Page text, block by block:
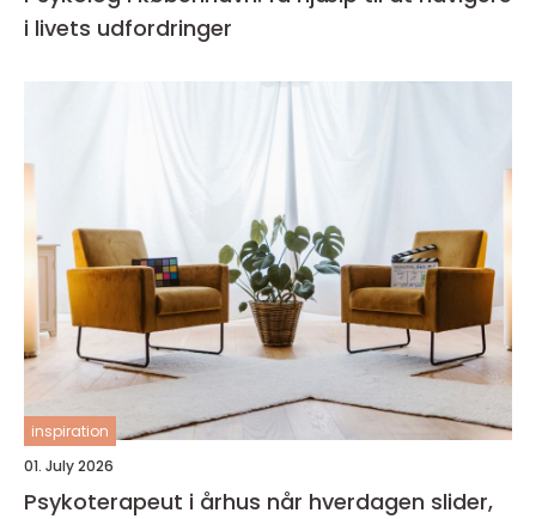
i livets udfordringer
inspiration
01. July 2026
Psykoterapeut i århus når hverdagen slider,